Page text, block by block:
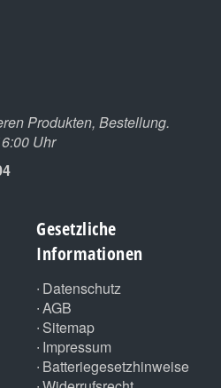
Produkten, Bestellung.
Uhr
Gesetzliche
Informationen
Datenschutz
AGB
Sitemap
Impressum
Batteriegesetzhinweise